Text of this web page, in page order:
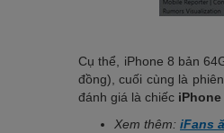
Cụ thể, iPhone 8 bản
đồng), cuối cùng là
đánh giá là chiếc
Xem thêm: iFans